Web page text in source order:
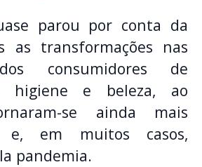
parou por conta da
as transformações nas
consumidores de
higiene e beleza, ao
se ainda mais
e, em muitos casos,
pandemia.